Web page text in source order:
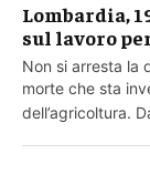
Lombardia,
sul lavoro
Non si arresta la
morte che sta
dell’agricoltura.